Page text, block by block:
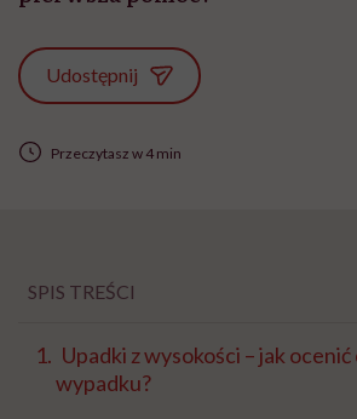
Udostępnij
Przeczytasz w 4 min
SPIS TREŚCI
Upadki z wysokości – jak
wypadku?